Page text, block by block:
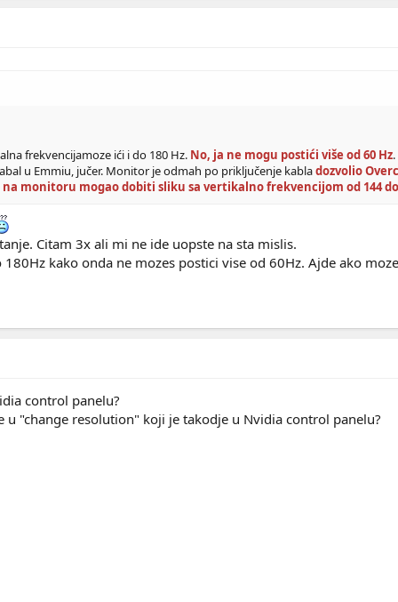
frekvencijamoze ići i do 180 Hz. No, ja ne mogu postići više od 60 Hz.
u Emmiu, jučer. Monitor je odmah po priključenje kabladozvolio
monitoru mogao dobiti sliku sa vertikalno frekvencijom od 144 do
Citam 3x ali mi ne ide uopste na sta mislis.
kako onda ne mozes postici vise od 60Hz. Ajde ako
control panelu?
u "change resolution" koji je takodje u Nvidia control panelu?